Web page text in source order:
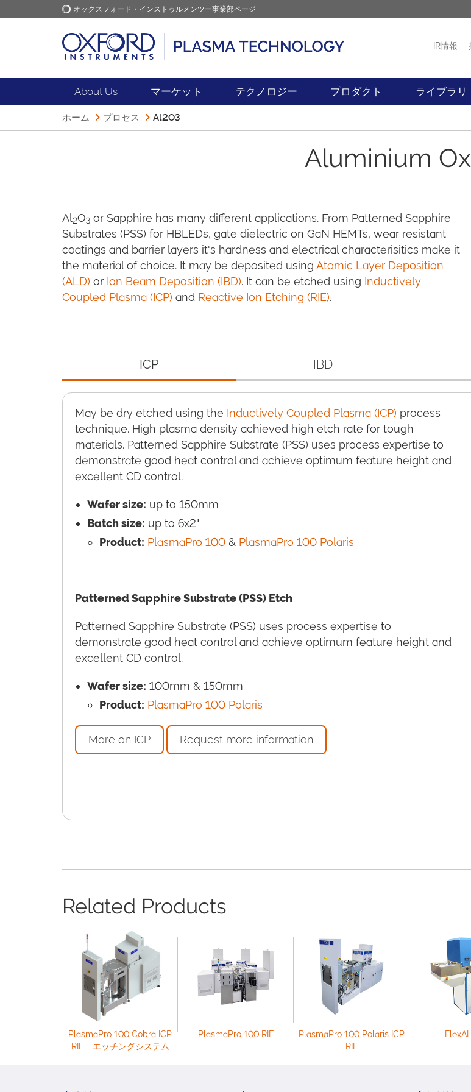
オックスフォード・インストゥルメンツー事業部ページ
オックスフォード・インス
トゥルメンツ
アプリケーション プロダクト ニュ
IR情報
About Us マーケット テクノロジー プロダクト ライブラリ
ホーム プロセス Al2O3
Aluminium
Al2O3 or Sapphire has many different applications. From Patterned Sapphire
Substrates (PSS) for HBLEDs, gate dielectric on GaN HEMTs, wear resistant
coatings and barrier layers it's hardness and electrical characterisitics make it
the material of choice. It may be deposited using Atomic Layer Deposition
(ALD) or Ion Beam Deposition (IBD). It can be etched using Inductively
Coupled Plasma (ICP) and Reactive Ion Etching (RIE).
ICP IBD
May be dry etched using the Inductively Coupled Plasma (ICP) process
technique. High plasma density achieved high etch rate for tough
materials. Patterned Sapphire Substrate (PSS) uses process expertise to
demonstrate good heat control and achieve optimum feature height and
excellent CD control.
Wafer size: up to 150mm
Batch size: up to 6x2"
Product: PlasmaPro 100 & PlasmaPro 100 Polaris
Patterned Sapphire Substrate (PSS) Etch
Patterned Sapphire Substrate (PSS) uses process expertise to
demonstrate good heat control and achieve optimum feature height and
excellent CD control.
Wafer size: 100mm & 150mm
Product: PlasmaPro 100 Polaris
More on ICP Request more information
Related Products
PlasmaPro 100 Cobra ICP
RIE エッチングシステム
PlasmaPro 100 RIE
PlasmaPro 100 Polaris ICP
RIE